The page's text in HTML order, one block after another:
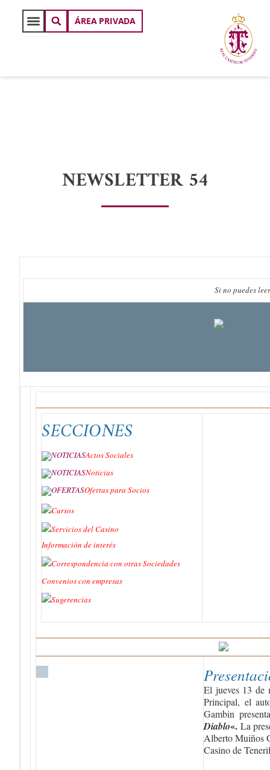
ÁREA PRIVADA
NEWSLETTER 54
Si no puedes
SECCIONES
Actos Sociales
Noticias
Ofertas para Socios
Cursos
Servicios del Casino
Información de interés
Correspondencia con otras Sociedades
Convenios con empresas
Sugerencias
El jueves 13 de
Principal, el
Gambin
Diablo«. La
Alberto Muiños
Casino de